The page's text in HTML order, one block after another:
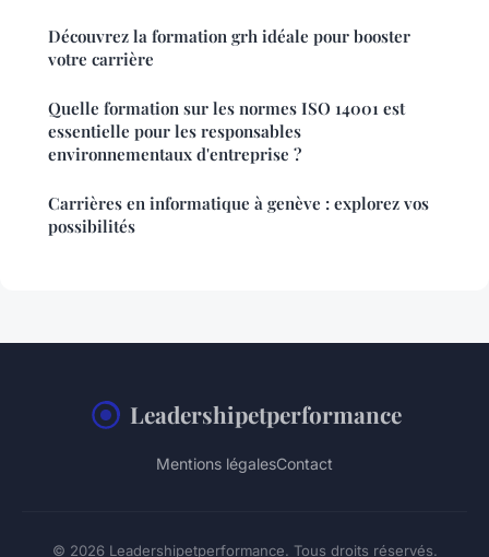
Découvrez la formation grh idéale pour booster
votre carrière
Quelle formation sur les normes ISO 14001 est
essentielle pour les responsables
environnementaux d'entreprise ?
Carrières en informatique à genève : explorez vos
possibilités
Leadershipetperformance
Mentions légalesContact
© 2026 Leadershipetperformance. Tous droits réservés.